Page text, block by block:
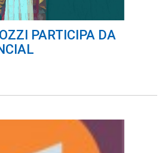
PARTICIPA DA